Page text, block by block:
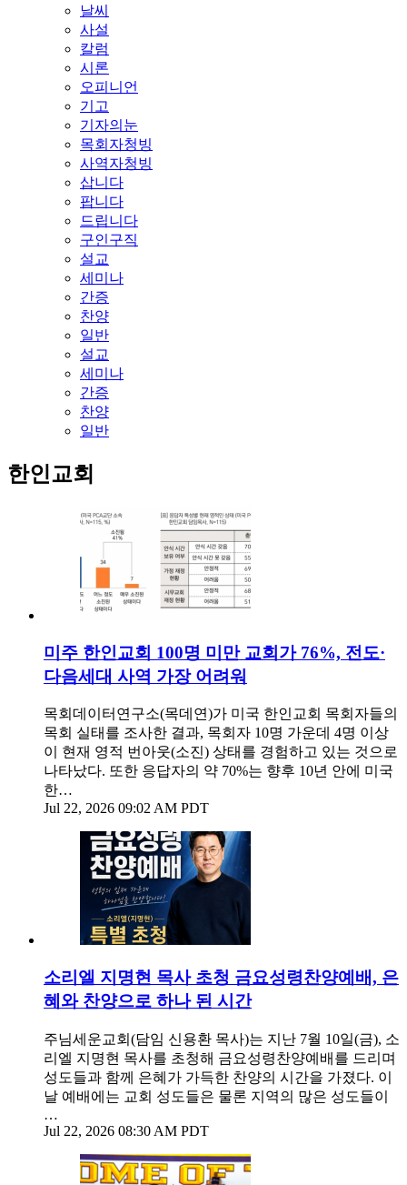
날씨
사설
칼럼
시론
오피니언
기고
기자의눈
목회자청빙
사역자청빙
삽니다
팝니다
드립니다
구인구직
설교
세미나
간증
찬양
일반
설교
세미나
간증
찬양
일반
한인교회
미주 한인교회 100명 미만 교회가 76%, 전도·
다음세대 사역 가장 어려워
목회데이터연구소(목데연)가 미국 한인교회 목회자들의
목회 실태를 조사한 결과, 목회자 10명 가운데 4명 이상
이 현재 영적 번아웃(소진) 상태를 경험하고 있는 것으로
나타났다. 또한 응답자의 약 70%는 향후 10년 안에 미국
한…
Jul 22, 2026 09:02 AM PDT
소리엘 지명현 목사 초청 금요성령찬양예배, 은
혜와 찬양으로 하나 된 시간
주님세운교회(담임 신용환 목사)는 지난 7월 10일(금), 소
리엘 지명현 목사를 초청해 금요성령찬양예배를 드리며
성도들과 함께 은혜가 가득한 찬양의 시간을 가졌다. 이
날 예배에는 교회 성도들은 물론 지역의 많은 성도들이
…
Jul 22, 2026 08:30 AM PDT